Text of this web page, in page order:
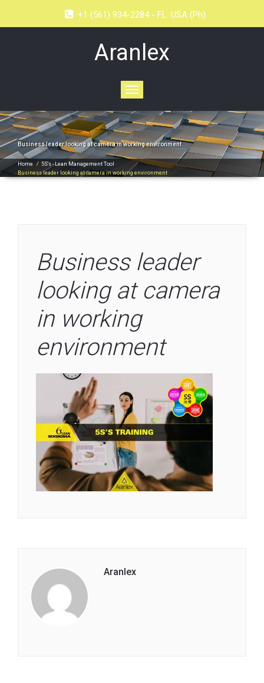
+1 (561) 934-2284 - FL. USA (Ph)
Aranlex
Toggle
navigation
Business leader looking at camera in working environment
Home / 5S's - Lean Management Tool
Business leader looking at camera in working environment
Business leader
looking at camera
in working
environment
Aranlex